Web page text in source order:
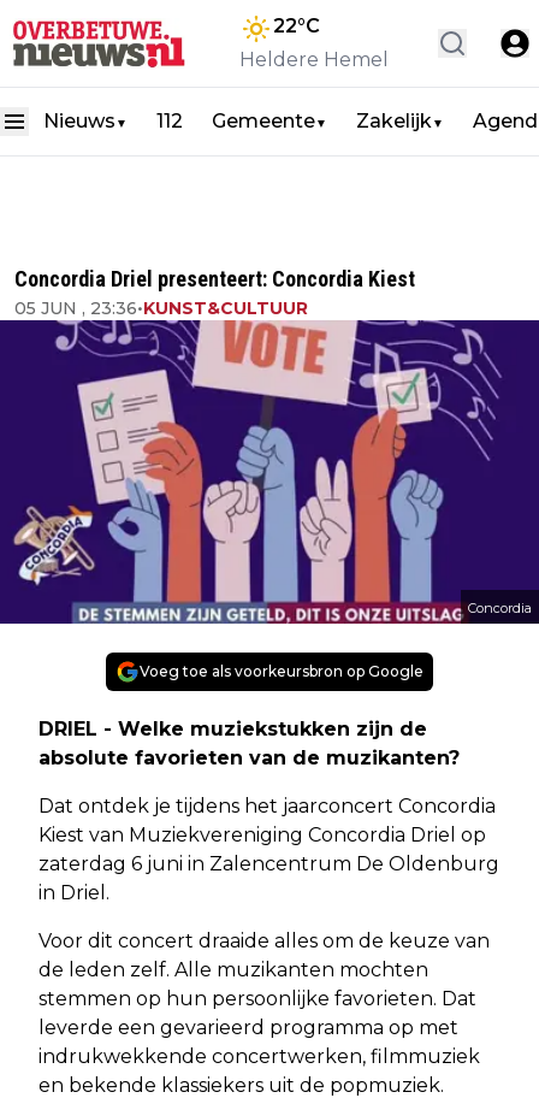
22°C
Heldere Hemel
Nieuws ▼ 112 Gemeente▼ Zakelijk▼
Concordia Driel presenteert: Concordia Kiest
05 JUN , 23:36•KUNST&CULTUUR
Concordia
Voeg toe als voorkeursbron op Google
DRIEL - Welke muziekstukken zijn de
absolute favorieten van de muzikanten?
Dat ontdek je tijdens het jaarconcert Concordia
Kiest van Muziekvereniging Concordia Driel op
zaterdag 6 juni in Zalencentrum De Oldenburg
in Driel.
Voor dit concert draaide alles om de keuze van
de leden zelf. Alle muzikanten mochten
stemmen op hun persoonlijke favorieten. Dat
leverde een gevarieerd programma op met
indrukwekkende concertwerken, filmmuziek
en bekende klassiekers uit de popmuziek.